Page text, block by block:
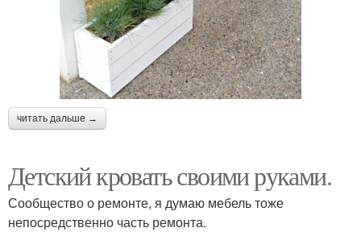
читать дальше →
Детский кровать своими руками.
Сообщество о ремонте, я думаю мебель тоже
непосредственно часть ремонта.